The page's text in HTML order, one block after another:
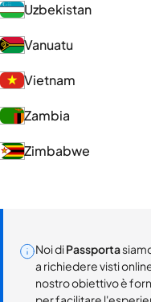
Uzbekistan
Vanuatu
Vietnam
Zambia
Zimbabwe
Noi diPassporta
a richiedere visti
nostro obiettivo è